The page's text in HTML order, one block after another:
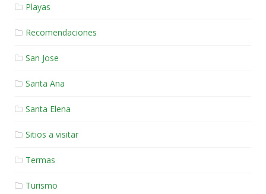
Playas
Recomendaciones
San Jose
Santa Ana
Santa Elena
Sitios a visitar
Termas
Turismo